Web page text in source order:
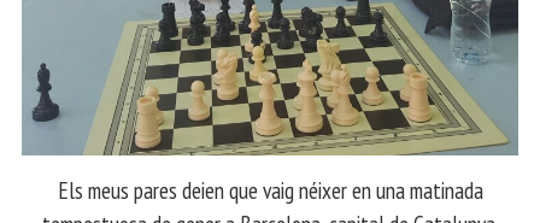
Els meus pares deien que vaig néixer en una matinada